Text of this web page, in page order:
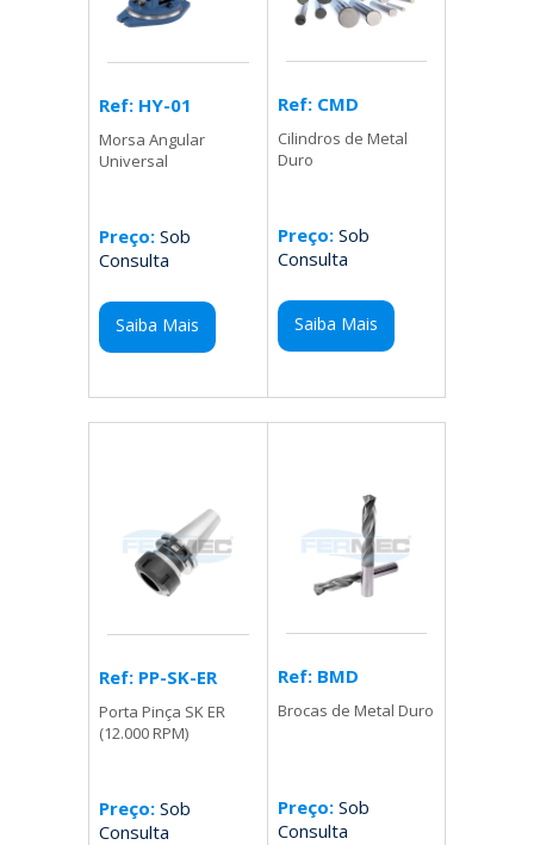
Ref: HY-01
Morsa Angular
Universal
Preço: Sob
Consulta
Saiba Mais
Ref: CMD
Cilindros de Metal
Duro
Preço:Sob
Consulta
Saiba Mais
Ref: PP-SK-ER
Porta Pinça SK ER
(12.000 RPM)
Preço: Sob
Consulta
Ref: BMD
Brocas de Metal Duro
Preço:Sob
Consulta